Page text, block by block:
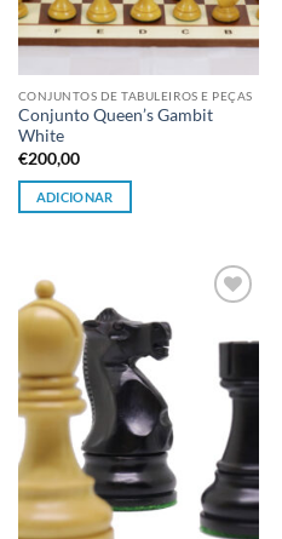
CONJUNTOS DE TABULEIROS E PEÇAS
Conjunto Queen’s Gambit
White
€200,00
ADICIONAR
à lista de